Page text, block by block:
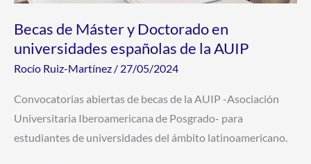
Becas de Máster y Doctorado en
universidades españolas de la AUIP
Rocío Ruiz-Martínez / 27/05/2024
Convocatorias abiertas de becas de la AUIP -Asociación
Universitaria Iberoamericana de Posgrado- para
estudiantes de universidades del ámbito latinoamericano.